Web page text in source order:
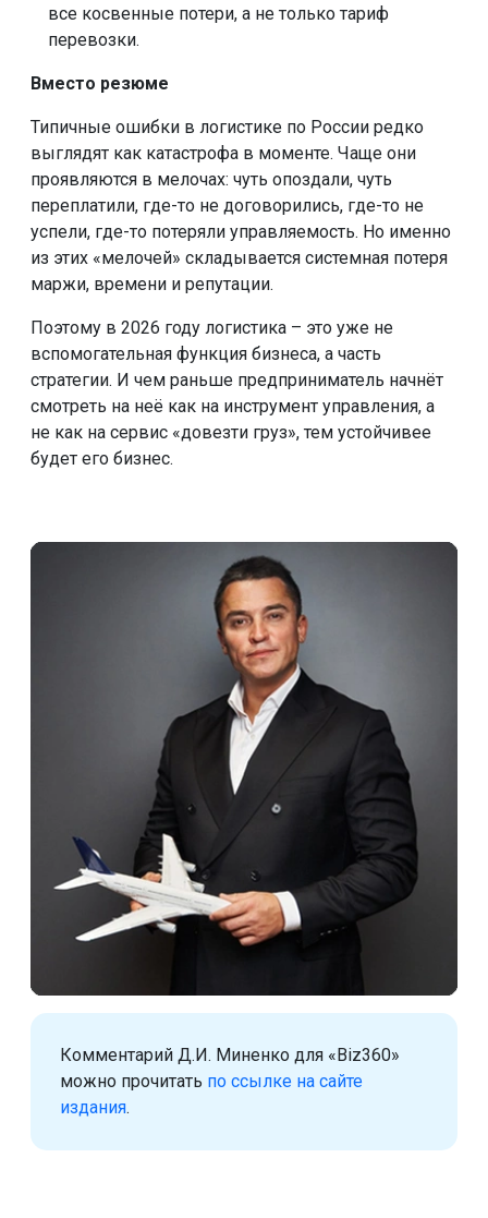
все косвенные потери, а не только тариф
перевозки.
Вместо резюме
Типичные ошибки в логистике по России редко
выглядят как катастрофа в моменте. Чаще они
проявляются в мелочах: чуть опоздали, чуть
переплатили, где-то не договорились, где-то не
успели, где-то потеряли управляемость. Но именно
из этих «мелочей» складывается системная потеря
маржи, времени и репутации.
Поэтому в 2026 году логистика – это уже не
вспомогательная функция бизнеса, а часть
стратегии. И чем раньше предприниматель начнёт
смотреть на неё как на инструмент управления, а
не как на сервис «довезти груз», тем устойчивее
будет его бизнес.
Комментарий Д.И. Миненко для «Biz360»
можно прочитать по ссылке на сайте
издания.